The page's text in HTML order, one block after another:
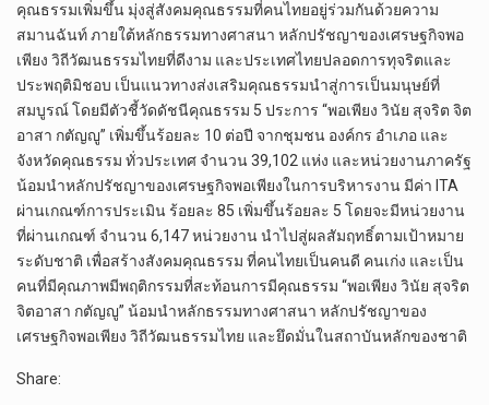
คุณธรรมเพิ่มขึ้น มุ่งสู่สังคมคุณธรรมที่คนไทยอยู่ร่วมกันด้วยความ
สมานฉันท์ ภายใต้หลักธรรมทางศาสนา หลักปรัชญาของเศรษฐกิจพอ
เพียง วิถีวัฒนธรรมไทยที่ดีงาม และประเทศไทยปลอดการทุจริตและ
ประพฤติมิชอบ เป็นแนวทางส่งเสริมคุณธรรมนำสู่การเป็นมนุษย์ที่
สมบูรณ์ โดยมีตัวชี้วัดดัชนีคุณธรรม 5 ประการ “พอเพียง วินัย สุจริต จิต
อาสา กตัญญู” เพิ่มขึ้นร้อยละ 10 ต่อปี จากชุมชน องค์กร อำเภอ และ
จังหวัดคุณธรรม ทั่วประเทศ จำนวน 39,102 แห่ง และหน่วยงานภาครัฐ
น้อมนำหลักปรัชญาของเศรษฐกิจพอเพียงในการบริหารงาน มีค่า ITA
ผ่านเกณฑ์การประเมิน ร้อยละ 85 เพิ่มขึ้นร้อยละ 5 โดยจะมีหน่วยงาน
ที่ผ่านเกณฑ์ จำนวน 6,147 หน่วยงาน นำไปสู่ผลสัมฤทธิ์ตามเป้าหมาย
ระดับชาติ เพื่อสร้างสังคมคุณธรรม ที่คนไทยเป็นคนดี คนเก่ง และเป็น
คนที่มีคุณภาพมีพฤติกรรมที่สะท้อนการมีคุณธรรม “พอเพียง วินัย สุจริต
จิตอาสา กตัญญู” น้อมนำหลักธรรมทางศาสนา หลักปรัชญาของ
เศรษฐกิจพอเพียง วิถีวัฒนธรรมไทย และยึดมั่นในสถาบันหลักของชาติ
Share: